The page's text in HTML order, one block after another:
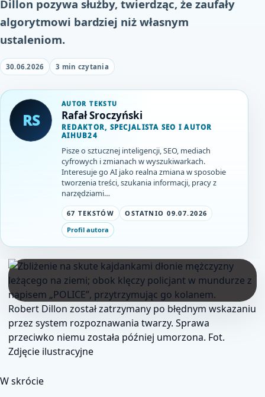
Dillon pozywa służby, twierdząc, że zaufały
algorytmowi bardziej niż własnym
ustaleniom.
30.06.2026 3 min czytania
RS
AUTOR TEKSTU
Rafał Sroczyński
REDAKTOR, SPECJALISTA SEO I AUTOR
AIHUB24
Pisze o sztucznej inteligencji, SEO, mediach
cyfrowych i zmianach w wyszukiwarkach.
Interesuje go AI jako realna zmiana w sposobie
tworzenia treści, szukania informacji, pracy z
narzędziami…
67 TEKSTÓW
OSTATNIO 09.07.2026
Profil autora
Robert Dillon został zatrzymany po błędnym wskazaniu
przez system rozpoznawania twarzy. Sprawa
przeciwko niemu została później umorzona. Fot.
Zdjęcie ilustracyjne
W skrócie